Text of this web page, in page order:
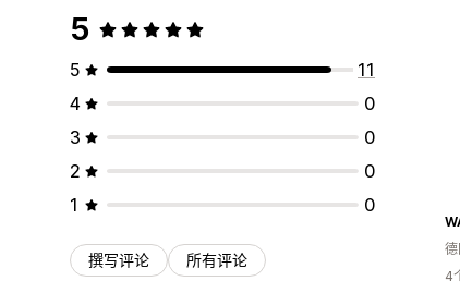
5
5
11
4
0
3
0
2
0
1
0
撰写评论 所有评论
德
4